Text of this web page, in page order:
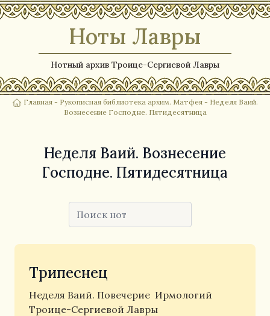
Ноты Лавры
Нотный архив Троице-Сергиевой Лавры
Главная - Рукописная библиотека архим. Матфея - Неделя Ваий.
Вознесение Господне. Пятидесятница
Неделя Ваий. Вознесение
Господне. Пятидесятница
Трипеснец
Неделя Ваий. Повечерие Ирмологий
Троице-Сергиевой Лавры